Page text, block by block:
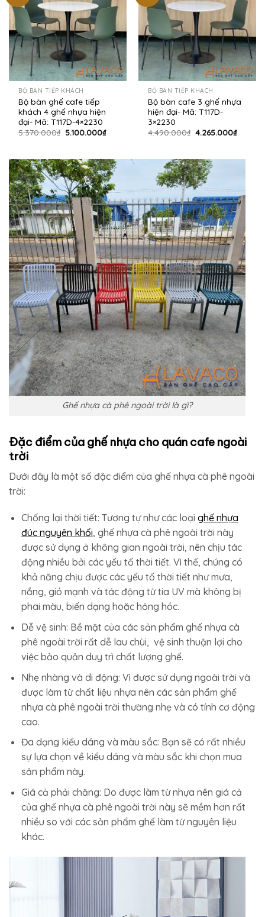
BỘ BÀN TIẾP KHÁCH
Bộ bàn ghế cafe tiếp
khách 4 ghế nhựa hiện
đại- Mã: T117D-4×2230
5.370.000₫ Giá
5.100.000₫Giá
5.100.000₫.
BỘ BÀN TIẾP KHÁCH
Bộ bàn cafe 3 ghế nhựa
hiện đại- Mã: T117D-
3×2230
4.490.000₫ Giá
4.265.000₫Giá
Ghế nhựa cà phê ngoài trời là gì?
Đặc điểm của ghế nhựa cho quán cafe ngoài
trời
Dưới đây là một số đặc điểm của ghế nhựa cà phê ngoài
trời:
Chống lại thời tiết: Tương tự như các loại ghế nhựa
đúc nguyên khối, ghế nhựa cà phê ngoài trời này
được sử dụng ở không gian ngoài trời, nên chịu tác
động nhiều bởi các yếu tố thời tiết. Vì thế, chúng có
khả năng chịu được các yếu tố thời tiết như mưa,
nắng, gió mạnh và tác động từ tia UV mà không bị
phai màu, biến dạng hoặc hỏng hóc.
Dễ vệ sinh: Bề mặt của các sản phẩm ghế nhựa cà
phê ngoài trời rất dễ lau chùi, vệ sinh thuận lợi cho
việc bảo quản duy trì chất lượng ghế.
Nhẹ nhàng và di động: Vì được sử dụng ngoài trời và
được làm từ chất liệu nhựa nên các sản phẩm ghế
nhựa cà phê ngoài trời thường nhẹ và có tính cơ động
cao.
Đa dạng kiểu dáng và màu sắc: Bạn sẽ có rất nhiều
sự lựa chọn về kiểu dáng và màu sắc khi chọn mua
sản phẩm này.
Giá cả phải chăng: Do được làm từ nhựa nên giá cả
của ghế nhựa cà phê ngoài trời này sẽ mềm hơn rất
nhiều so với các sản phẩm ghế làm từ nguyên liệu
khác.